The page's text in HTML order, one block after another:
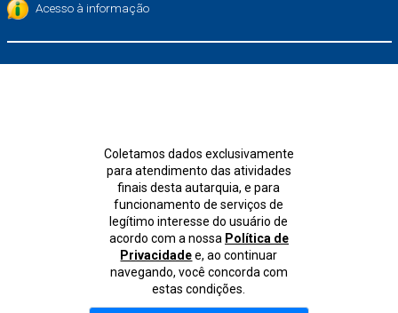
Acesso à informação
Coletamos dados exclusivamente
para atendimento das atividades
finais desta autarquia, e para
funcionamento de serviços de
legítimo interesse do usuário de
acordo com a nossa Política de
Privacidadee, ao continuar
navegando, você concorda com
estas condições.